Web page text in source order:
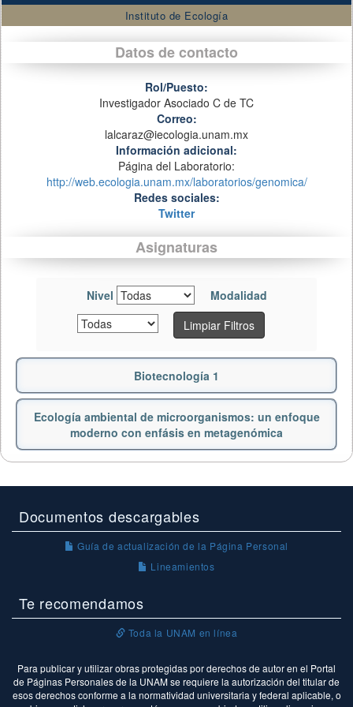
Instituto de Ecología
Datos de contacto
Rol/Puesto:
Investigador Asociado C de TC
Correo:
lalcaraz@iecologia.unam.mx
Información adicional:
Página del Laboratorio:
http://web.ecologia.unam.mx/laboratorios/genomica/
Redes sociales:
Twitter
Asignaturas
Nivel
Modalidad
Limpiar Filtros
Biotecnología 1
Ecología ambiental de microorganismos: un enfoque
moderno con enfásis en metagenómica
Documentos descargables
Guía de actualización de la Página Personal
Lineamientos
Te recomendamos
Toda la UNAM en línea
Para publicar y utilizar obras protegidas por derechos de autor en el Portal
de Páginas Personales de la UNAM se requiere la autorización del titular de
esos derechos conforme a la normatividad universitaria y federal aplicable, o